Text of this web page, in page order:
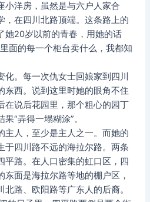
小洋房，虽然是与六户人家合
，在四川北路顶端。这条路上的
她20岁以前的青春，用她的话
面的每一个柜台卖什么，我都知
。每一次仇女士回娘家到四川
东西。说到这里时她的眼角不住
在说后花园里，那个粗心的园丁
“弄得一塌糊涂”。
主人，至少是主人之一。而她的
于四川路不远的海拉尔路。两条
平路。在人口密集的虹口区，四
面是海拉尔路等地的棚户区，
路、欧阳路等广东人的后裔。